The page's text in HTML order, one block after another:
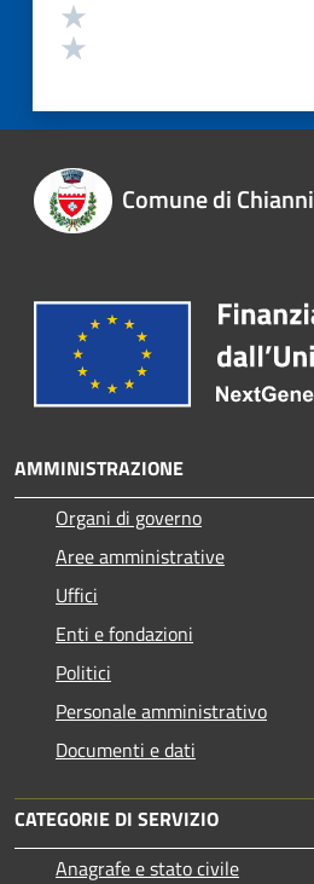
Comune di Chianni
AMMINISTRAZIONE
Organi di governo
Aree amministrative
Uffici
Enti e fondazioni
Politici
Personale amministrativo
Documenti e dati
CATEGORIE DI SERVIZIO
Anagrafe e stato civile